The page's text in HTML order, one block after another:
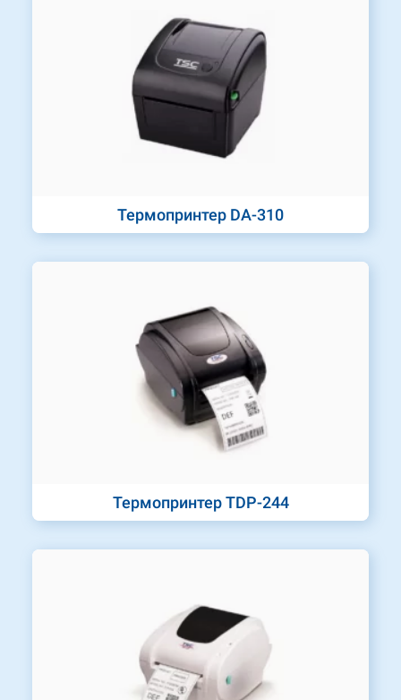
Термопринтер DA-310
Термопринтер TDP-244